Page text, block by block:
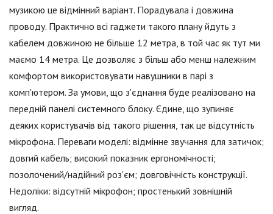
музикою це відмінний варіант. Порадувала і довжина
проводу. Практично всі гаджети такого плану йдуть з
кабелем довжиною не більше 12 метра, в той час як тут ми
маємо 14 метра. Це дозволяє з більш або менш належним
комфортом використовувати навушники в парі з
комп'ютером. За умови, що з'єднання буде реалізовано на
передній панелі системного блоку. Єдине, що зупиняє
деяких користувачів від такого рішення, так це відсутність
мікрофона. Переваги моделі: відмінне звучання для затичок;
довгий кабель; високий показник ергономічності;
позолочений/надійний роз'єм; довговічність конструкції.
Недоліки: відсутній мікрофон; простенький зовнішній
вигляд.